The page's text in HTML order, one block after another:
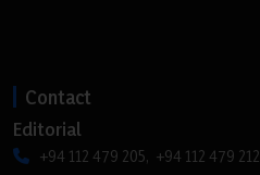
Contact
Editorial
+94 112 479 205, +94 112 479 212